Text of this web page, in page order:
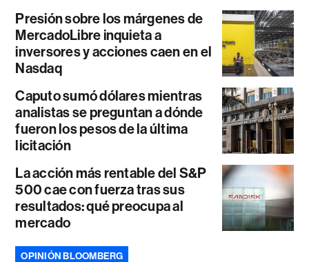
Presión sobre los márgenes de
MercadoLibre inquieta a
inversores y acciones caen en el
Nasdaq
Caputo sumó dólares mientras
analistas se preguntan a dónde
fueron los pesos de la última
licitación
La acción más rentable del S&P
500 cae con fuerza tras sus
resultados: qué preocupa al
mercado
OPINIÓN BLOOMBERG